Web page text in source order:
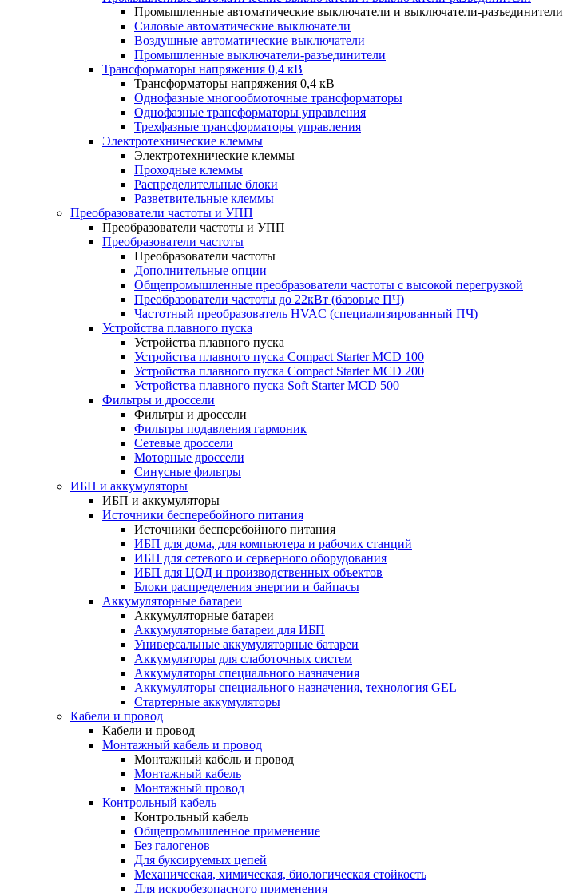
Промышленные автоматические выключатели и выключатели-разъединители
Силовые автоматические выключатели
Воздушные автоматические выключатели
Промышленные выключатели-разъединители
Трансформаторы напряжения 0,4 кВ
Трансформаторы напряжения 0,4 кВ
Однофазные многообмоточные трансформаторы
Однофазные трансформаторы управления
Трехфазные трансформаторы управления
Электротехнические клеммы
Электротехнические клеммы
Проходные клеммы
Распределительные блоки
Разветвительные клеммы
Преобразователи частоты и УПП
Преобразователи частоты и УПП
Преобразователи частоты
Преобразователи частоты
Дополнительные опции
Общепромышленные преобразователи частоты с высокой перегрузкой
Преобразователи частоты до 22кВт (базовые ПЧ)
Частотный преобразователь HVAC (специализированный ПЧ)
Устройства плавного пуска
Устройства плавного пуска
Устройства плавного пуска Compact Starter MCD 100
Устройства плавного пуска Compact Starter MCD 200
Устройства плавного пуска Soft Starter MCD 500
Фильтры и дроссели
Фильтры и дроссели
Фильтры подавления гармоник
Сетевые дроссели
Моторные дроссели
Синусные фильтры
ИБП и аккумуляторы
ИБП и аккумуляторы
Источники бесперебойного питания
Источники бесперебойного питания
ИБП для дома, для компьютера и рабочих станций
ИБП для сетевого и серверного оборудования
ИБП для ЦОД и производственных объектов
Блоки распределения энергии и байпасы
Аккумуляторные батареи
Аккумуляторные батареи
Аккумуляторные батареи для ИБП
Универсальные аккумуляторные батареи
Аккумуляторы для слаботочных систем
Аккумуляторы специального назначения
Аккумуляторы специального назначения, технология GEL
Стартерные аккумуляторы
Кабели и провод
Кабели и провод
Монтажный кабель и провод
Монтажный кабель и провод
Монтажный кабель
Монтажный провод
Контрольный кабель
Контрольный кабель
Общепромышленное применение
Без галогенов
Для буксируемых цепей
Механическая, химическая, биологическая стойкость
Для искробезопасного применения